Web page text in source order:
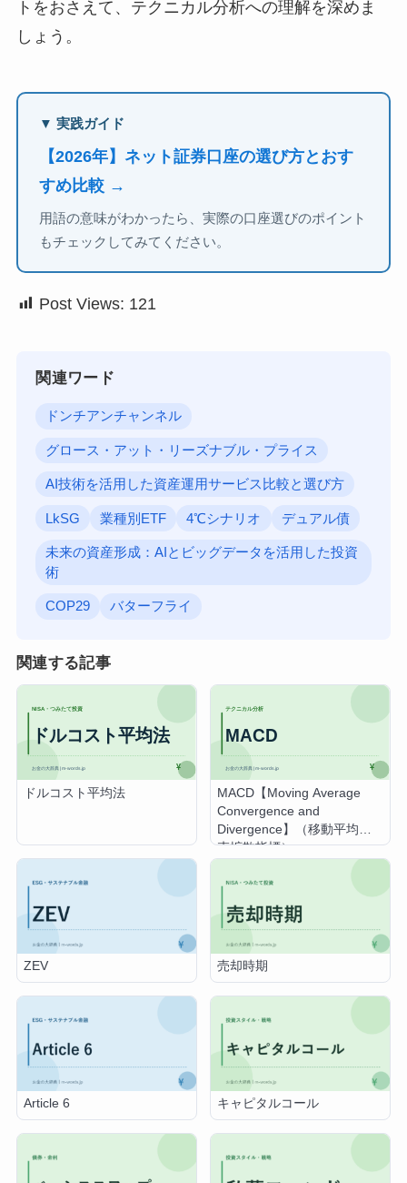
トをおさえて、テクニカル分析への理解を深めま
しょう。
▼ 実践ガイド
【2026年】ネット証券口座の選び方とおす
すめ比較 →
用語の意味がわかったら、実際の口座選びのポイント
もチェックしてみてください。
Post Views: 121
関連ワード
ドンチアンチャンネル
グロース・アット・リーズナブル・プライス
AI技術を活用した資産運用サービス比較と選び方
LkSG 業種別ETF 4℃シナリオ デュアル債
未来の資産形成：AIとビッグデータを活用した投資
術
COP29 バターフライ
関連する記事
ドルコスト平均法
MACD【Moving Average
Convergence and
Divergence】（移動平均収
束拡散指標）
ZEV 売却時期
Article 6 キャピタルコール